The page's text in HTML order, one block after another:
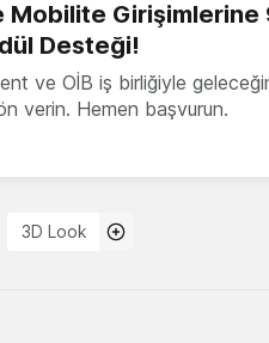
Mobilite Girişimlerine
Desteği!
ve OİB iş birliğiyle
verin. Hemen başvurun.
3D Look